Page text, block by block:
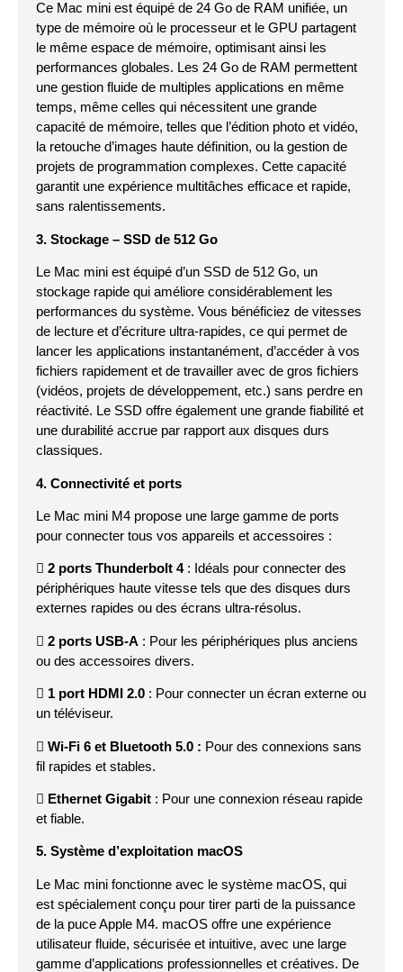
Ce Mac mini est équipé de 24 Go de RAM unifiée, un
type de mémoire où le processeur et le GPU partagent
le même espace de mémoire, optimisant ainsi les
performances globales. Les 24 Go de RAM permettent
une gestion fluide de multiples applications en même
temps, même celles qui nécessitent une grande
capacité de mémoire, telles que l’édition photo et vidéo,
la retouche d’images haute définition, ou la gestion de
projets de programmation complexes. Cette capacité
garantit une expérience multitâches efficace et rapide,
sans ralentissements.
3. Stockage – SSD de 512 Go
Le Mac mini est équipé d’un SSD de 512 Go, un
stockage rapide qui améliore considérablement les
performances du système. Vous bénéficiez de vitesses
de lecture et d’écriture ultra-rapides, ce qui permet de
lancer les applications instantanément, d’accéder à vos
fichiers rapidement et de travailler avec de gros fichiers
(vidéos, projets de développement, etc.) sans perdre en
réactivité. Le SSD offre également une grande fiabilité et
une durabilité accrue par rapport aux disques durs
classiques.
4. Connectivité et ports
Le Mac mini M4 propose une large gamme de ports
pour connecter tous vos appareils et accessoires :
 2 ports Thunderbolt 4: Idéals pour connecter des
périphériques haute vitesse tels que des disques durs
externes rapides ou des écrans ultra-résolus.
 2 ports USB-A : Pour les périphériques plus anciens
ou des accessoires divers.
 1 port HDMI 2.0 : Pour connecter un écran externe ou
un téléviseur.
 Wi-Fi 6 et Bluetooth 5.0 : Pour des connexions sans
fil rapides et stables.
 Ethernet Gigabit : Pour une connexion réseau rapide
et fiable.
5. Système d’exploitation macOS
Le Mac mini fonctionne avec le système macOS, qui
est spécialement conçu pour tirer parti de la puissance
de la puce Apple M4. macOS offre une expérience
utilisateur fluide, sécurisée et intuitive, avec une large
gamme d’applications professionnelles et créatives. De